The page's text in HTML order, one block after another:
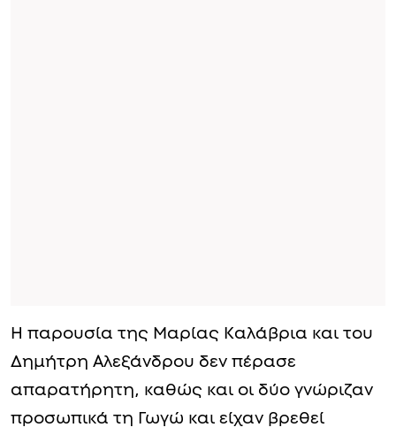
Η παρουσία της Μαρίας Καλάβρια και του
Δημήτρη Αλεξάνδρου δεν πέρασε
απαρατήρητη, καθώς και οι δύο γνώριζαν
προσωπικά τη Γωγώ και είχαν βρεθεί